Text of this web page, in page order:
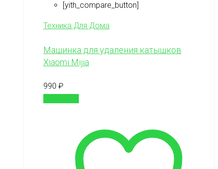
[yith_compare_button]
Техника Для Дома
Машинка для удаления катышков
Xiaomi Mijia
990 ₽